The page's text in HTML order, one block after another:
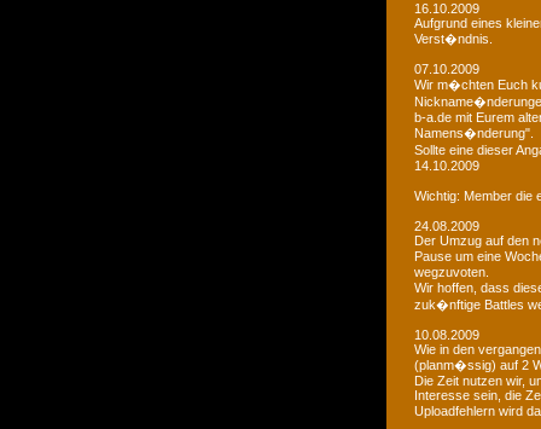
16.10.2009
Aufgrund eines
Verst�ndnis.
07.10.2009
Wir m�chten Euch
b-a.de mit Eurem
Namens�nderung".
Sollte eine dieser
14.10.2009
Wichtig: Member die
24.08.2009
Der Umzug auf den
Pause um eine
wegzuvoten.
Wir hoffen, dass
zuk�nftige Battles
10.08.2009
Wie in den
(planm�ssig) auf 2
Die Zeit nutzen wir,
Interesse sein, die
Uploadfehlern wird